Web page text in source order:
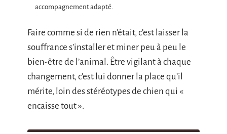
accompagnement adapté.
Faire comme si de rien n’était, c’est laisser la
souffrance s’installer et miner peu à peu le
bien-être de l’animal. Être vigilant à chaque
changement, c’est lui donner la place qu’il
mérite, loin des stéréotypes de chien qui «
encaisse tout ».